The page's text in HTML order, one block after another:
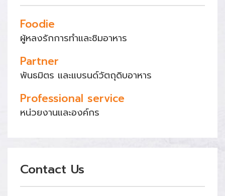
Foodie
ผู้หลงรักการทำและชิมอาหาร
Partner
พันธมิตร และแบรนด์วัตถุดิบอาหาร
Professional service
หน่วยงานและองค์กร
Contact Us